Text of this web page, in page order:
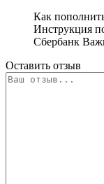
Как
Инструкция
Сбербанк
Оставить отзыв